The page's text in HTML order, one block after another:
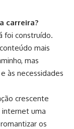
carreira?
foi construído.
mais
mas
às necessidades
crescente
uma
os